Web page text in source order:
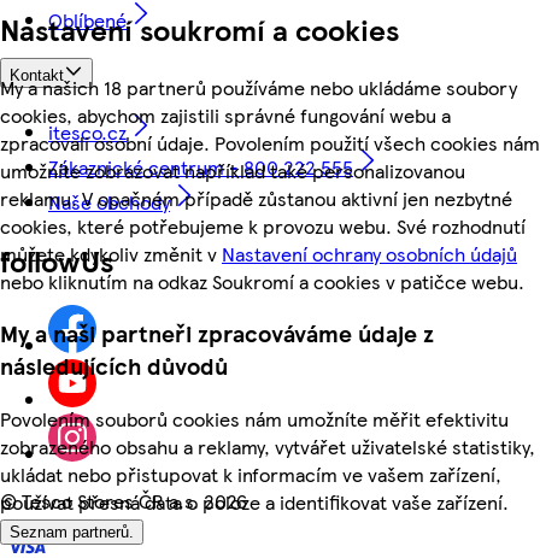
Nastavení soukromí a cookies
My a našich 18 partnerů používáme nebo ukládáme soubory
cookies, abychom zajistili správné fungování webu a
zpracovali osobní údaje. Povolením použití všech cookies nám
umožníte zobrazovat například také personalizovanou
reklamu. V opačném případě zůstanou aktivní jen nezbytné
cookies, které potřebujeme k provozu webu. Své rozhodnutí
můžete kdykoliv změnit v Nastavení ochrany osobních údajů
nebo kliknutím na odkaz Soukromí a cookies v patičce webu.
My a naši partneři zpracováváme údaje z
následujících důvodů
Povolením souborů cookies nám umožníte měřit efektivitu
zobrazeného obsahu a reklamy, vytvářet uživatelské statistiky,
ukládat nebo přistupovat k informacím ve vašem zařízení,
používat přesná data o poloze a identifikovat vaše zařízení.
Seznam partnerů.
Oblíbené
Kontakt
itesco.cz
Zákaznické centrum - 800 222 555
Naše obchody
followUs
©Tesco Stores ČR a.s. 2026